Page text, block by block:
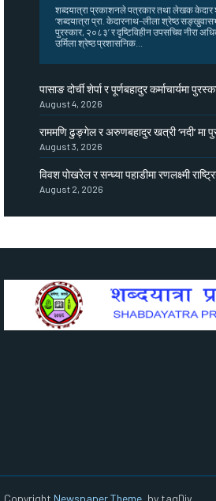
शब्दयात्रा प्रकाशनले पत्रकार तथा लेखक केदार
‘शब्दयात्रा प्रा. केदारनाथ–लीला श्रेष्ठ
पुरस्कार, २०८३’ र दृष्टिविहीन उपसचिव नीरा
उर्मिला श्रेष्ठ प्रशासनिक...
पासाङ दोर्ची शेर्पा र पूर्णबहादुर कर्माचार्यमा
August 4, 2026
राममणि ढुङ्गेल र अरुणबहादुर खत्री ‘नदी’ मा
August 3, 2026
विवश पोखरेल र सन्ध्या पहाडीमा रणलक्ष्मी
August 2, 2026
Copyright Newspaper Theme , by tagDiv.